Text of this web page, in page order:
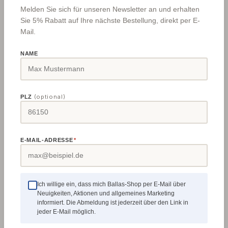
Vielzahn-Formatsägeblatt, Wechselzahn Für
feinste Querschnitte. Höchste Schnittqualität bei
Format- und Gehrungsschnitten in Vollhölzern quer
und Furnieren im Bündel. Weiterer Einsatz
für: Hartfaserplatten, MDF, Parkett, Pressholz,
Resopal, Schichtplatten, Sperrholzplatten,
Schneidenqualität ● HW (Hartmetall) Bis zu 20-
fache Standzeit durch Hartmetall-Schneiden.
Regulärer Preis:
133,28 €
Melden Sie sich für unseren Newsletter an und erhalten
Sie 5% Rabatt auf Ihre nächste Bestellung, direkt per E-
Mail.
NAME
PLZ (optional)
E-MAIL-ADRESSE*
Ich willige ein, dass mich Ballas-Shop per E-Mail über
Neuigkeiten, Aktionen und allgemeines Marketing
informiert. Die Abmeldung ist jederzeit über den Link in
jeder E-Mail möglich.